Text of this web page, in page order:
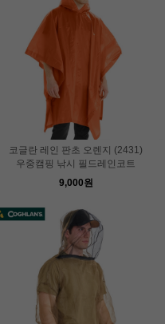
코글란 레인 판초 오렌지 (2431)
우중캠핑 낚시 필드레인코트
9,000원